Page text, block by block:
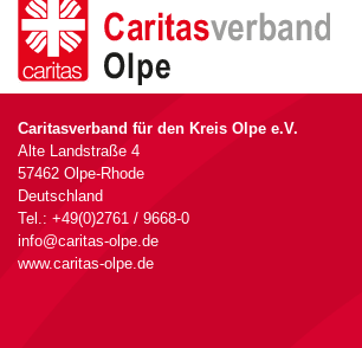
Caritasverband für den Kreis Olpe e.V.
Alte Landstraße 4
57462 Olpe-Rhode
Deutschland
Tel.: +49(0)2761 / 9668-0
info@caritas-olpe.de
www.caritas-olpe.de